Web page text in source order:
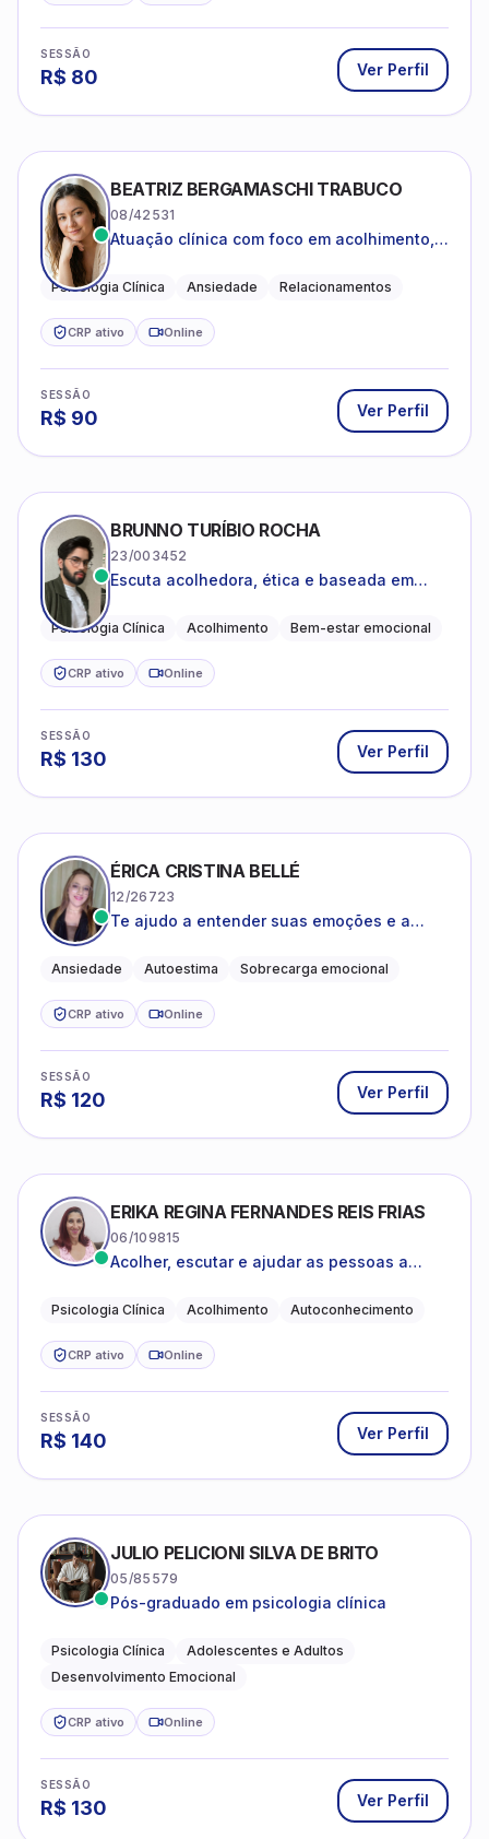
SESSÃO
R$ 80 Ver Perfil
BEATRIZ BERGAMASCHI TRABUCO
08/42531
Atuação clínica com foco em acolhimento,
Psicologia Clínica Ansiedade Relacionamentos
CRP ativo Online
SESSÃO
R$ 90 Ver Perfil
BRUNNO TURÍBIO ROCHA
23/003452
Escuta acolhedora, ética e baseada em
Psicologia Clínica Acolhimento Bem-estar emocional
CRP ativo Online
SESSÃO
R$ 130 Ver Perfil
ÉRICA CRISTINA BELLÉ
12/26723
Te ajudo a entender suas emoções e a
que você está vivendo
Ansiedade Autoestima Sobrecarga emocional
CRP ativo Online
SESSÃO
R$ 120 Ver Perfil
ERIKA REGINA FERNANDES REIS FRIAS
06/109815
Acolher, escutar e ajudar as pessoas a
Psicologia Clínica Acolhimento Autoconhecimento
CRP ativo Online
SESSÃO
R$ 140 Ver Perfil
JULIO PELICIONI SILVA DE BRITO
05/85579
Pós-graduado em psicologia clínica
Psicologia Clínica
Adolescentes e Adultos
Desenvolvimento Emocional
CRP ativo Online
SESSÃO
R$ 130 Ver Perfil